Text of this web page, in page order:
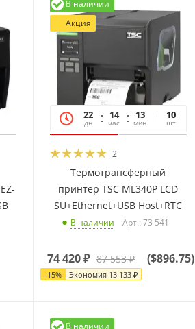
В наличии
Акция
22
дн
14
час
13
мин
19
сек
10
шт
2
Термотрансферный
принтер TSC ML340P LCD
SU+Ethernet+USB Host+RTC
В наличии Арт.: 73 541
74 420₽ 87 553₽
-15% Экономия 13 133₽
($896.75)
В наличии